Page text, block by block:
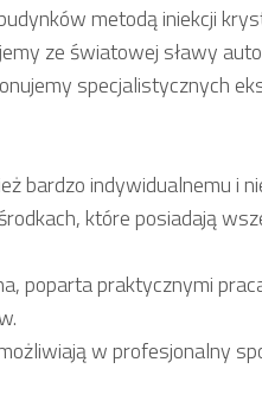
metodą iniekcji
ze światowej sławy
specjalistycznych
bardzo indywidualnemu i
które posiadają
poparta praktycznymi
w profesjonalny